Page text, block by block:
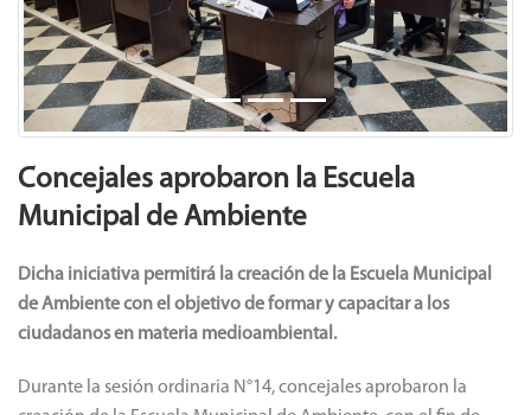
Concejales aprobaron la Escuela
Municipal de Ambiente
Dicha iniciativa permitirá la creación de la Escuela Municipal
de Ambiente con el objetivo de formar y capacitar a los
ciudadanos en materia medioambiental.
Durante la sesión ordinaria N°14, concejales aprobaron la